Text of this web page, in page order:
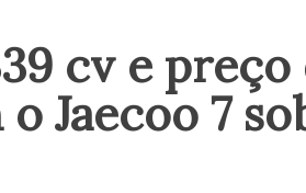
cv e preço
Jaecoo 7